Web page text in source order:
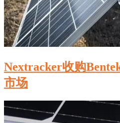
Nextracker收购
市场